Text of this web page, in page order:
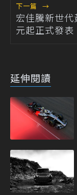
下一篇 →
宏佳騰新世
元起正式發表
延伸閱讀